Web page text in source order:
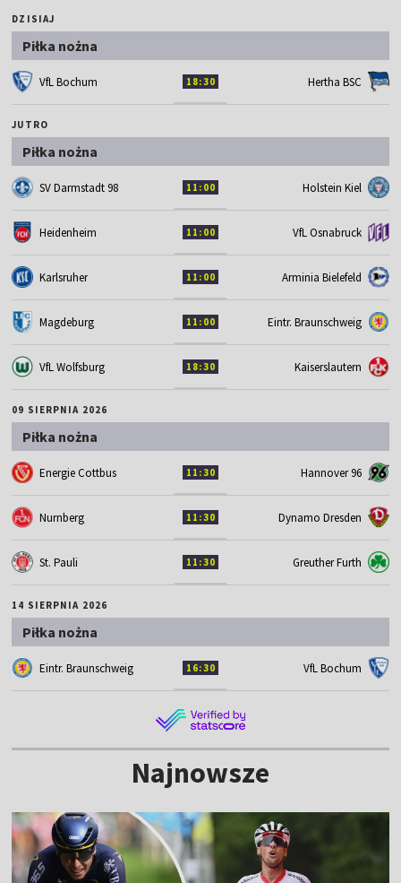
DZISIAJ
Piłka nożna
VfL Bochum 18:30 Hertha BSC
JUTRO
Piłka nożna
SV Darmstadt 98 11:00 Holstein Kiel
Heidenheim 11:00 VfL Osnabruck
Karlsruher 11:00 Arminia Bielefeld
Magdeburg 11:00 Eintr. Braunschweig
VfL Wolfsburg 18:30 Kaiserslautern
09 SIERPNIA 2026
Piłka nożna
Energie Cottbus 11:30 Hannover 96
Nurnberg 11:30 Dynamo Dresden
St. Pauli 11:30 Greuther Furth
14 SIERPNIA 2026
Piłka nożna
Eintr. Braunschweig 16:30 VfL Bochum
Najnowsze